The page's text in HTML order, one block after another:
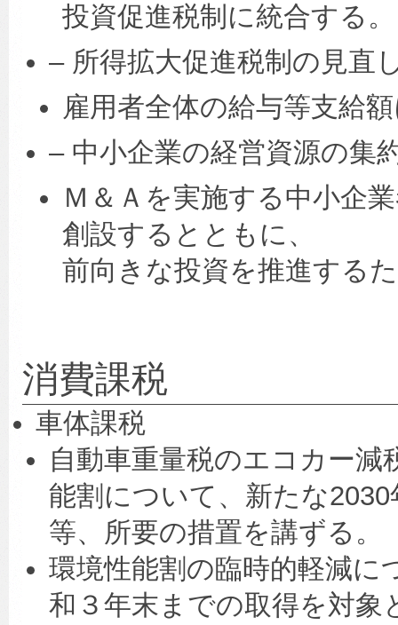
投資促進税制に統合する。
– 所得拡大促進税制の見直
雇用者全体の給与等支給
– 中小企業の経営資源の集
Ｍ＆Ａを実施する中小企
創設するとともに、
前向きな投資を推進する
消費課税
車体課税
自動車重量税のエコカー減
能割について、新たな
等、所要の措置を講ずる。
環境性能割の臨時的軽減に
和３年末までの取得を対